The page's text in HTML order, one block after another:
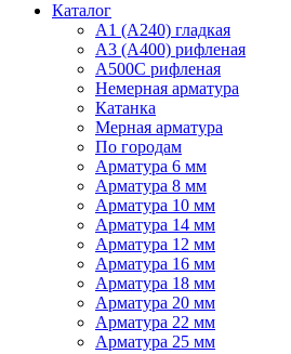
Каталог
А1 (А240) гладкая
А3 (А400) рифленая
А500С рифленая
Немерная арматура
Катанка
Мерная арматура
По городам
Арматура 6 мм
Арматура 8 мм
Арматура 10 мм
Арматура 14 мм
Арматура 12 мм
Арматура 16 мм
Арматура 18 мм
Арматура 20 мм
Арматура 22 мм
Арматура 25 мм